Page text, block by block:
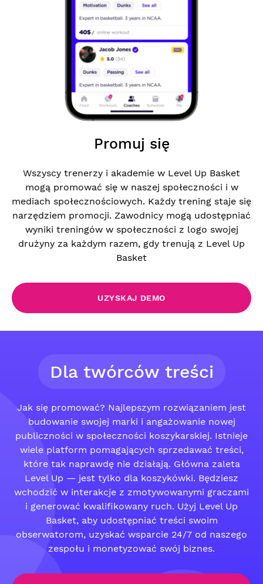
Promuj się
Wszyscy trenerzy i akademie w Level Up Basket
mogą promować się w naszej społeczności i w
mediach społecznościowych. Każdy trening staje się
narzędziem promocji. Zawodnicy mogą udostępniać
wyniki treningów w społeczności z logo swojej
drużyny za każdym razem, gdy trenują z Level Up
Basket
UZYSKAJ DEMO
Dla twórców treści
Jak się promować? Najlepszym rozwiązaniem jest
budowanie swojej marki i angażowanie nowej
publiczności w społeczności koszykarskiej. Istnieje
wiele platform pomagających sprzedawać treści,
które tak naprawdę nie działają. Główna zaleta
Level Up — jest tylko dla koszykówki. Będziesz
wchodzić w interakcje z zmotywowanymi graczami
i generować kwalifikowany ruch. Użyj Level Up
Basket, aby udostępniać treści swoim
obserwatorom, uzyskać wsparcie 24/7 od naszego
zespołu i monetyzować swój biznes.